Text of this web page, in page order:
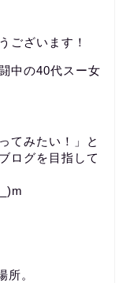
ございます！
中の40代スー女
てみたい！」と
ログを目指して
所。